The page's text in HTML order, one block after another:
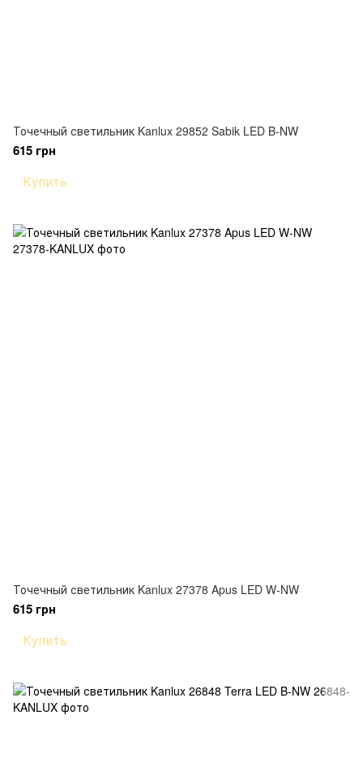
Точечный светильник Kanlux 29852 Sabik LED B-NW
615 грн
Купить
Точечный светильник Kanlux 27378 Apus LED W-NW
615 грн
Купить